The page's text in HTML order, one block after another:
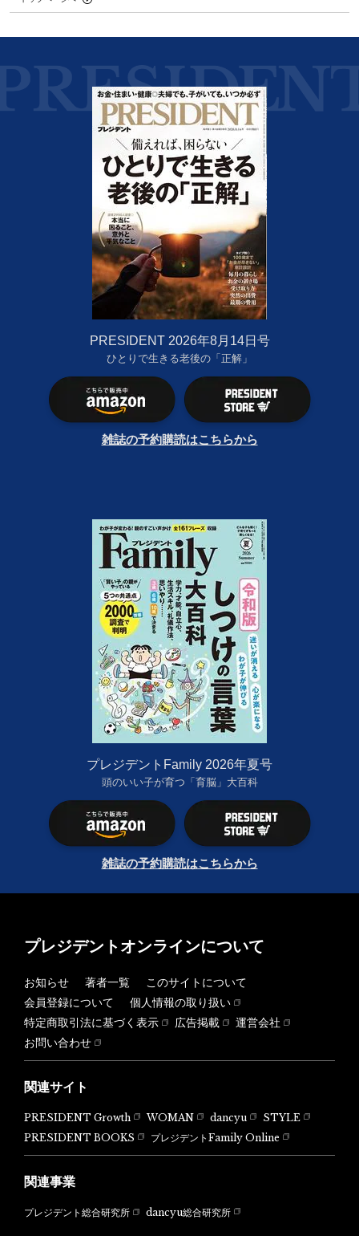
PRESIDENT 2026年8月14日号
ひとりで生きる老後の「正解」
雑誌の予約購読はこちらから
プレジデントFamily 2026年夏号
頭のいい子が育つ「育脳」大百科
雑誌の予約購読はこちらから
プレジデントオンラインについて
お知らせ 著者一覧
このサイトについて
会員登録について
個人情報の取り扱い
特定商取引法に基づく表示
広告掲載
運営会社
お問い合わせ
関連サイト
PRESIDENT Growth WOMAN dancyu
STYLE
PRESIDENT BOOKS
プレジデントFamily Online
関連事業
プレジデント総合研究所 dancyu総合研究所